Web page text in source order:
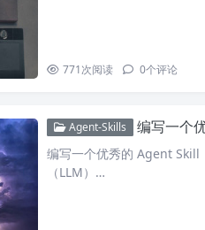
771次阅读 0个评论
Agent-Skills 编写一个
编写一个优秀的 Agent Skill
（LLM）…